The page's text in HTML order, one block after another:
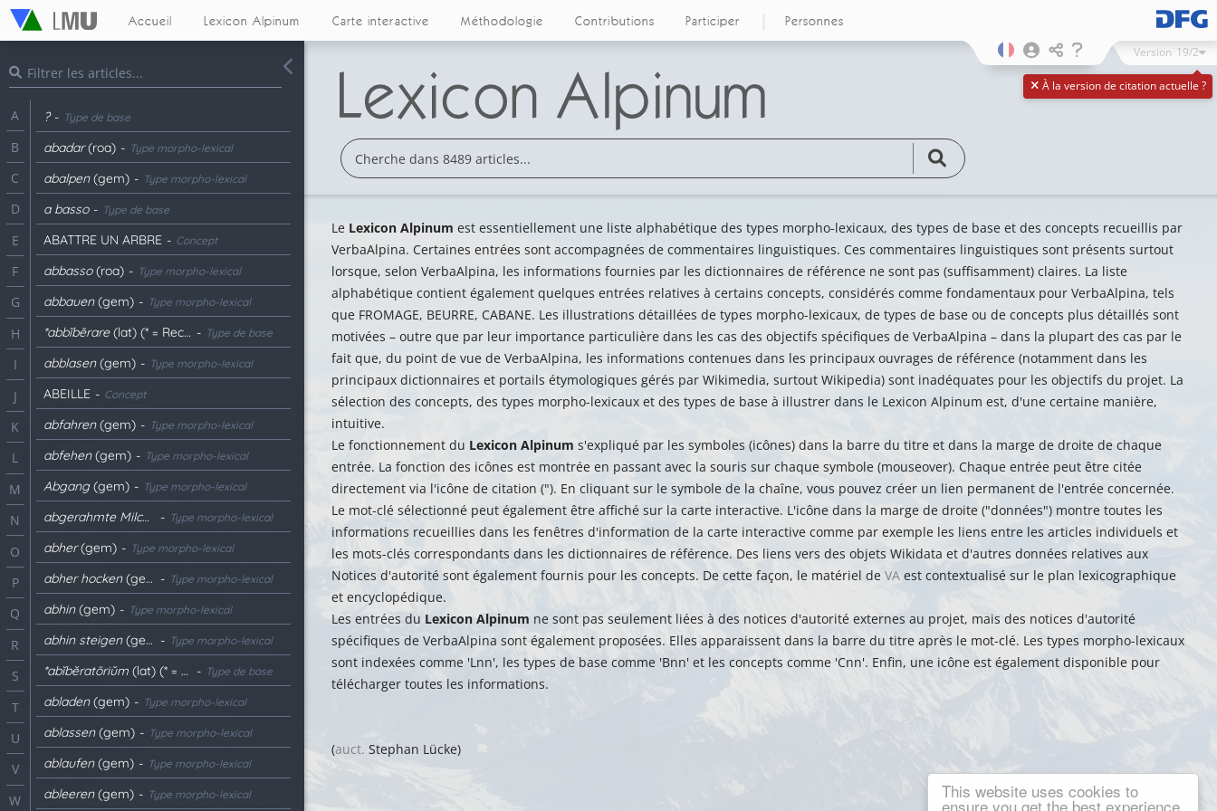
This website uses cookies to
ensure you get the best experience
Accueil Lexicon Alpinum Carte interactive Méthodologie Contributions Participer Personnes
À la version de citation actuelle ?
Version 19/2
Le Lexicon Alpinum est essentiellement une liste alphabétique des types morpho-lexicaux, des types de base et des concepts recueillis par
VerbaAlpina. Certaines entrées sont accompagnées de commentaires linguistiques. Ces commentaires linguistiques sont présents surtout
lorsque, selon VerbaAlpina, les informations fournies par les dictionnaires de référence ne sont pas (suffisamment) claires. La liste
alphabétique contient également quelques entrées relatives à certains concepts, considérés comme fondamentaux pour VerbaAlpina, tels
que FROMAGE, BEURRE, CABANE. Les illustrations détaillées de types morpho-lexicaux, de types de base ou de concepts plus détaillés sont
motivées – outre que par leur importance particulière dans les cas des objectifs spécifiques de VerbaAlpina – dans la plupart des cas par le
fait que, du point de vue de VerbaAlpina, les informations contenues dans les principaux ouvrages de référence (notamment dans les
principaux dictionnaires et portails étymologiques gérés par Wikimedia, surtout Wikipedia) sont inadéquates pour les objectifs du projet. La
sélection des concepts, des types morpho-lexicaux et des types de base à illustrer dans le Lexicon Alpinum est, d'une certaine manière,
intuitive.
Le fonctionnement du Lexicon Alpinum s'expliqué par les symboles (icônes) dans la barre du titre et dans la marge de droite de chaque
entrée. La fonction des icônes est montrée en passant avec la souris sur chaque symbole (mouseover). Chaque entrée peut être citée
directement via l'icône de citation ("). En cliquant sur le symbole de la chaîne, vous pouvez créer un lien permanent de l'entrée concernée.
Le mot-clé sélectionné peut également être affiché sur la carte interactive. L'icône dans la marge de droite ("données") montre toutes les
informations recueillies dans les fenêtres d'information de la carte interactive comme par exemple les liens entre les articles individuels et
les mots-clés correspondants dans les dictionnaires de référence. Des liens vers des objets Wikidata et d'autres données relatives aux
Notices d'autorité sont également fournis pour les concepts. De cette façon, le matériel de VA est contextualisé sur le plan lexicographique
et encyclopédique.
Les entrées du Lexicon Alpinum ne sont pas seulement liées à des notices d'autorité externes au projet, mais des notices d'autorité
spécifiques de VerbaAlpina sont également proposées. Elles apparaissent dans la barre du titre après le mot-clé. Les types morpho-lexicaux
sont indexées comme 'Lnn', les types de base comme 'Bnn' et les concepts comme 'Cnn'. Enfin, une icône est également disponible pour
télécharger toutes les informations.
(auct. Stephan Lücke)
A
B
C
D
E
F
G
H
I
J
K
L
M
N
O
P
Q
R
S
T
U
V
W
? - Type de base
abadar(roa) - Type morpho-lexical
abalpen(gem) - Type morpho-lexical
a basso - Type de base
ABATTRE UN ARBRE - Concept
abbasso(roa) - Type morpho-lexical
abbauen(gem) - Type morpho-lexical
*abbĭbĕrare(lat) (* = Reconstitué) - Type de base
abblasen(gem) - Type morpho-lexical
ABEILLE - Concept
abfahren(gem) - Type morpho-lexical
abfehen(gem) - Type morpho-lexical
Abgang(gem) - Type morpho-lexical
abgerahmte Milch (gem)
- Type morpho-lexical
abher(gem) - Type morpho-lexical
abher hocken(gem) - Type morpho-lexical
abhin(gem) - Type morpho-lexical
abhin steigen(gem) - Type morpho-lexical
*abĭbĕratōriŭm (lat) (* = Reconstitué) - Type de base
abladen(gem) - Type morpho-lexical
ablassen(gem) - Type morpho-lexical
ablaufen(gem) - Type morpho-lexical
ableeren(gem) - Type morpho-lexical